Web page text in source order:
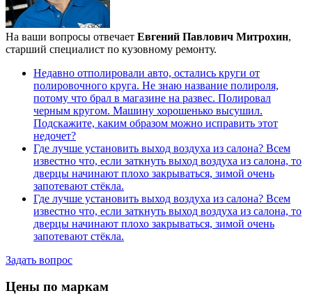
На ваши вопросы отвечает Евгений Павлович Митрохин,
старший специалист по кузовному ремонту.
Недавно отполировали авто, остались круги от
полировочного круга. Не знаю название полироля,
потому что брал в магазине на развес. Полировал
черным кругом. Машину хорошенько высушил.
Подскажите, каким образом можно исправить этот
недочет?
Где лучше установить выход воздуха из салона? Всем
известно что, если заткнуть выход воздуха из салона, то
дверцы начинают плохо закрываться, зимой очень
запотевают стёкла.
Где лучше установить выход воздуха из салона? Всем
известно что, если заткнуть выход воздуха из салона, то
дверцы начинают плохо закрываться, зимой очень
запотевают стёкла.
Задать вопрос
Цены по маркам